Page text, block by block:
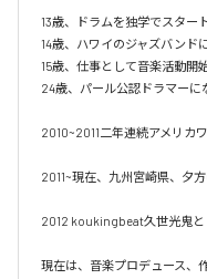
13歳、ドラムを独学でスタート
14歳、ハワイのジャズバンド
15歳、仕事として音楽活動開始
24歳、パール公認ドラマーに
2010~2011二年連続アメリカ
2011~現在、九州宮崎県、夕
2012 koukingbeat久世光鬼と
現在は、音楽プロデュース、